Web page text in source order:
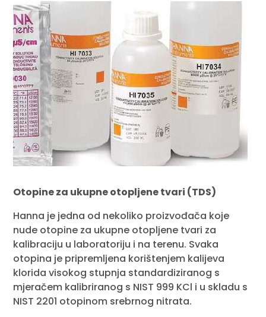
Otopine za ukupne otopljene tvari (TDS)
Hanna je jedna od nekoliko proizvođača koje
nude otopine za ukupne otopljene tvari za
kalibraciju u laboratoriju i na terenu. Svaka
otopina je pripremljena korištenjem kalijeva
klorida visokog stupnja standardiziranog s
mjeračem kalibriranog s NIST 999 KCl i u skladu s
NIST 2201 otopinom srebrnog nitrata.